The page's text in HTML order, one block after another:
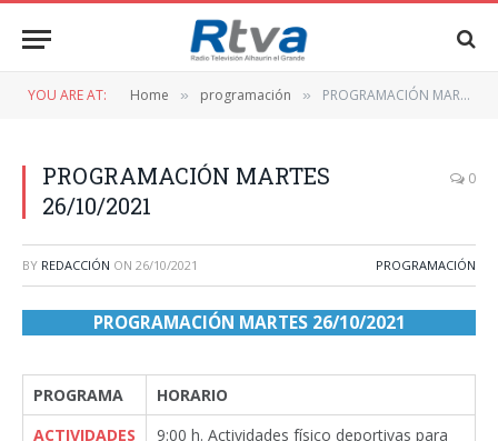
YOU ARE AT: Home » programación » PROGRAMACIÓN MARTES 26/10/2021
PROGRAMACIÓN MARTES
26/10/2021
0
BY REDACCIÓN ON 26/10/2021 PROGRAMACIÓN
PROGRAMACIÓN MARTES 26/10/2021
PROGRAMA
HORARIO
ACTIVIDADES
9:00 h. Actividades físico deportivas para